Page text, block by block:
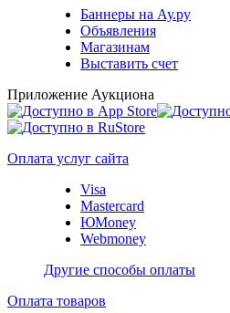
Баннеры на Ау.ру
Объявления
Магазинам
Выставить счет
Приложение Аукциона
Оплата услуг сайта
Visa
Mastercard
ЮMoney
Webmoney
Другие способы оплаты
Оплата товаров